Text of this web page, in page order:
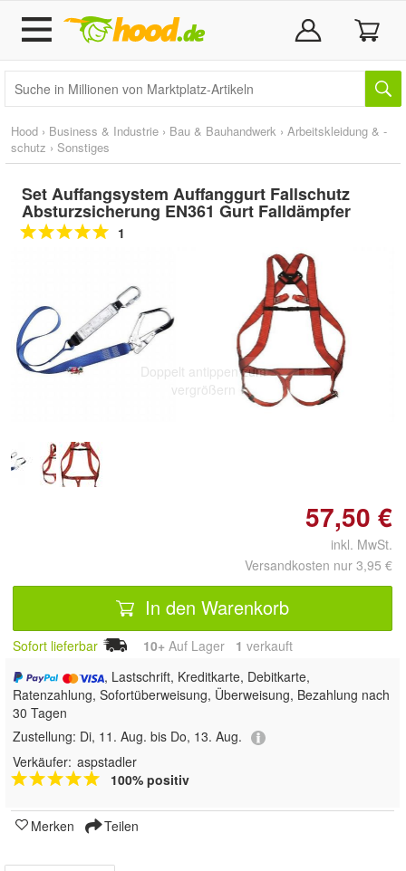
Hood › Business & Industrie › Bau & Bauhandwerk › Arbeitskleidung & -
schutz › Sonstiges
Set Auffangsystem Auffanggurt Fallschutz
Absturzsicherung EN361 Gurt Falldämpfer
1
Doppelt antippen zum
vergrößern
57,50 €
inkl. MwSt.
Versandkosten nur 3,95 €
In den Warenkorb
Sofort lieferbar 10+ Auf Lager 1 verkauft
, Lastschrift, Kreditkarte, Debitkarte,
Ratenzahlung, Sofortüberweisung, Überweisung, Bezahlung nach
30 Tagen
Zustellung: Di, 11. Aug. bis Do, 13. Aug.
Verkäufer: aspstadler
100% positiv
Merken Teilen